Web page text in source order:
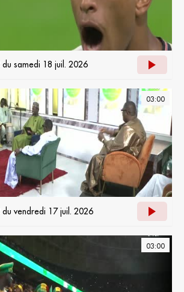
du samedi 18 juil. 2026
03:00
du vendredi 17 juil. 2026
03:00